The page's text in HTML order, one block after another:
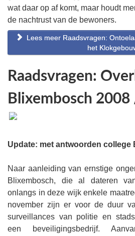
wat daar op af komt, maar houdt
de nachtrust van de bewoners.
Lees meer Raadsvragen:
het
Raadsvragen:
Blixembosch
Update: met antwoorden college
Naar aanleiding van ernstige
Blixembosch, die al dateren
onlangs in deze wijk enkele
november zijn er voor de duur
surveillances van politie en
een beveiligingsbedrijf.